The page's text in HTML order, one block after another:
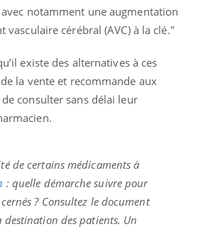
notamment une augmentation
vasculaire cérébral (AVC) à la clé."
existe des alternatives à ces
la vente et recommande aux
consulter sans délai leur
de certains médicaments à
: quelle démarche suivre pour
? Consultez le document
des patients. Un